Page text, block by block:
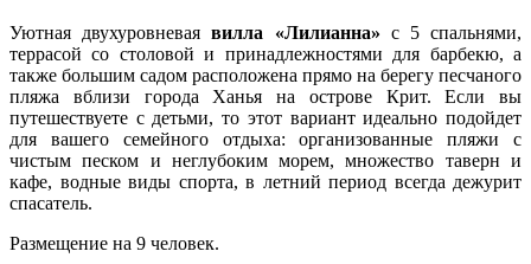
Уютная двухуровневаявилла «Лилианна» с 5 спальнями,
террасой со столовой и принадлежностями для барбекю, а
также большим садом расположена прямо на берегу песчаного
пляжа вблизи города Ханья на острове Крит. Если вы
путешествуете с детьми, то этот вариант идеально подойдет
для вашего семейного отдыха: организованные пляжи с
чистым песком и неглубоким морем, множество таверн и
кафе, водные виды спорта, в летний период всегда дежурит
спасатель.
Размещение на 9 человек.